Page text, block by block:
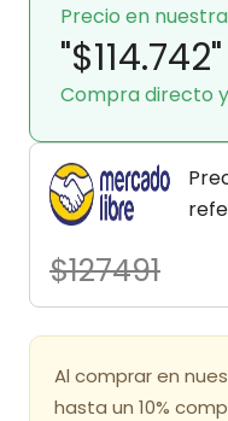
Precio en
"$114.742"
Compra directo y
$127491
Al comprar en
hasta un 10%